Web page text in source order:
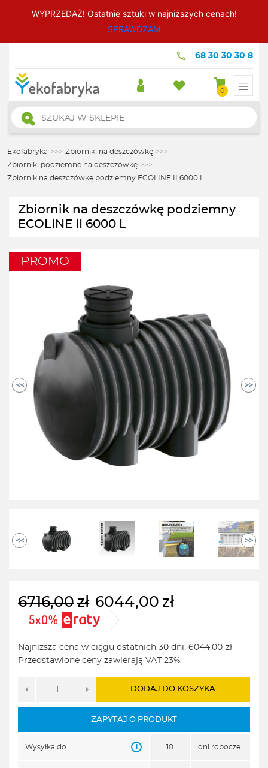
WYPRZEDAŻ! Ostatnie sztuki w najniższych cenach!
SPRAWDZAM
68 30 30 30 8
0
Wyszukiwarka
produktów
Ekofabryka >>> Zbiorniki na deszczówkę >>>
Zbiorniki podziemne na deszczówkę >>>
Zbiornik na deszczówkę podziemny ECOLINE II 6000 L
Zbiornik na deszczówkę podziemny
ECOLINE II 6000 L
PROMO
<< >>
<< >>
6716,00 zł
Pierwotna
cena
wynosiła:
6716,00zł.
6044,00 zł
Aktualna
cena
wynosi:
6044,00zł.
Najniższa cena w ciągu ostatnich 30 dni: 6044,00 zł
Przedstawione ceny zawierają VAT 23%
DODAJ DO KOSZYKA
ZAPYTAJ O PRODUKT
Wysyłka do i 10 dni robocze